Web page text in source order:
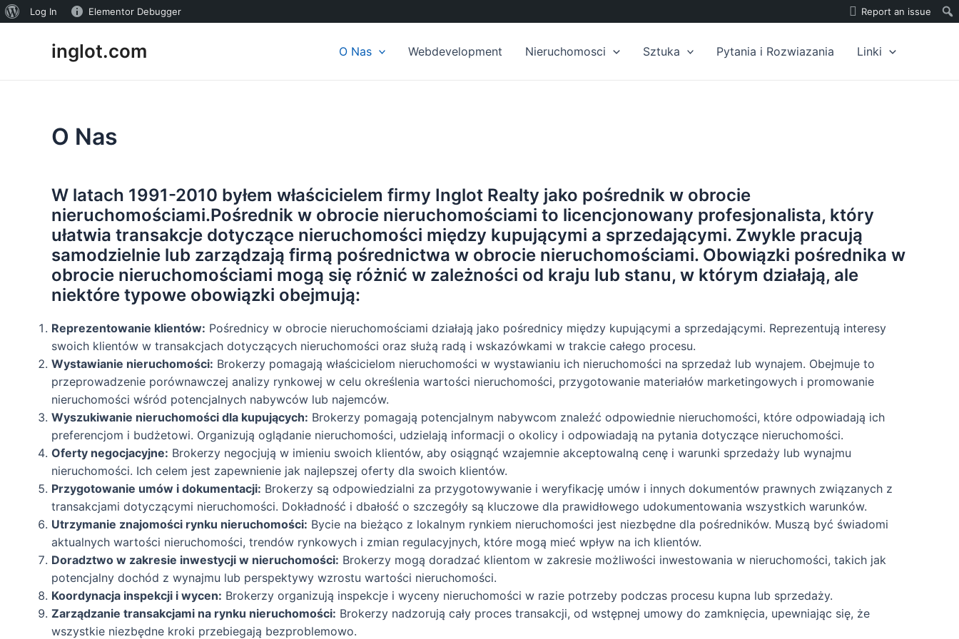
Log In Elementor Debugger Report an issue
inglot.com O Nas Webdevelopment Nieruchomosci Sztuka Pytania i Rozwiazania Linki
O Nas
W latach 1991-2010 byłem właścicielem firmy Inglot Realty jako pośrednik w obrocie
nieruchomościami.Pośrednik w obrocie nieruchomościami to licencjonowany profesjonalista, który
ułatwia transakcje dotyczące nieruchomości między kupującymi a sprzedającymi. Zwykle pracują
samodzielnie lub zarządzają firmą pośrednictwa w obrocie nieruchomościami. Obowiązki pośrednika w
obrocie nieruchomościami mogą się różnić w zależności od kraju lub stanu, w którym działają, ale
niektóre typowe obowiązki obejmują:
Reprezentowanie klientów: Pośrednicy w obrocie nieruchomościami działają jako pośrednicy między kupującymi a sprzedającymi. Reprezentują interesy
swoich klientów w transakcjach dotyczących nieruchomości oraz służą radą i wskazówkami w trakcie całego procesu.
Wystawianie nieruchomości: Brokerzy pomagają właścicielom nieruchomości w wystawianiu ich nieruchomości na sprzedaż lub wynajem. Obejmuje to
przeprowadzenie porównawczej analizy rynkowej w celu określenia wartości nieruchomości, przygotowanie materiałów marketingowych i promowanie
nieruchomości wśród potencjalnych nabywców lub najemców.
Wyszukiwanie nieruchomości dla kupujących: Brokerzy pomagają potencjalnym nabywcom znaleźć odpowiednie nieruchomości, które odpowiadają ich
preferencjom i budżetowi. Organizują oglądanie nieruchomości, udzielają informacji o okolicy i odpowiadają na pytania dotyczące nieruchomości.
Oferty negocjacyjne: Brokerzy negocjują w imieniu swoich klientów, aby osiągnąć wzajemnie akceptowalną cenę i warunki sprzedaży lub wynajmu
nieruchomości. Ich celem jest zapewnienie jak najlepszej oferty dla swoich klientów.
Przygotowanie umów i dokumentacji: Brokerzy są odpowiedzialni za przygotowywanie i weryfikację umów i innych dokumentów prawnych związanych z
transakcjami dotyczącymi nieruchomości. Dokładność i dbałość o szczegóły są kluczowe dla prawidłowego udokumentowania wszystkich warunków.
Utrzymanie znajomości rynku nieruchomości: Bycie na bieżąco z lokalnym rynkiem nieruchomości jest niezbędne dla pośredników. Muszą być świadomi
aktualnych wartości nieruchomości, trendów rynkowych i zmian regulacyjnych, które mogą mieć wpływ na ich klientów.
Doradztwo w zakresie inwestycji w nieruchomości: Brokerzy mogą doradzać klientom w zakresie możliwości inwestowania w nieruchomości, takich jak
potencjalny dochód z wynajmu lub perspektywy wzrostu wartości nieruchomości.
Koordynacja inspekcji i wycen: Brokerzy organizują inspekcje i wyceny nieruchomości w razie potrzeby podczas procesu kupna lub sprzedaży.
Zarządzanie transakcjami na rynku nieruchomości: Brokerzy nadzorują cały proces transakcji, od wstępnej umowy do zamknięcia, upewniając się, że
wszystkie niezbędne kroki przebiegają bezproblemowo.